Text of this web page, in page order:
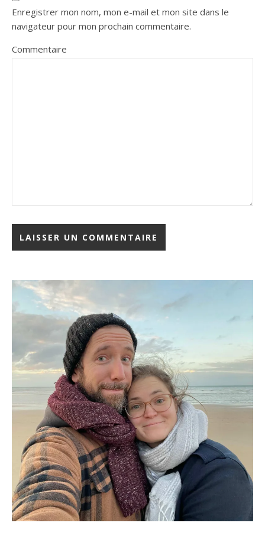
Enregistrer mon nom, mon e-mail et mon site dans le
navigateur pour mon prochain commentaire.
Commentaire